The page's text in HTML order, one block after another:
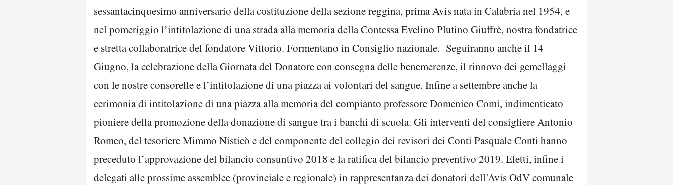
sessantacinquesimo anniversario della costituzione della sezione reggina, prima Avis nata in Calabria nel 1954, e
nel pomeriggio l’intitolazione di una strada alla memoria della Contessa Evelino Plutino Giuffrè, nostra fondatrice
e stretta collaboratrice del fondatore Vittorio. Formentano in Consiglio nazionale. Seguiranno anche il 14
Giugno, la celebrazione della Giornata del Donatore con consegna delle benemerenze, il rinnovo dei gemellaggi
con le nostre consorelle e l’intitolazione di una piazza ai volontari del sangue. Infine a settembre anche la
cerimonia di intitolazione di una piazza alla memoria del compianto professore Domenico Comi, indimenticato
pioniere della promozione della donazione di sangue tra i banchi di scuola. Gli interventi del consigliere Antonio
Romeo, del tesoriere Mimmo Nisticò e del componente del collegio dei revisori dei Conti Pasquale Conti hanno
preceduto l’approvazione del bilancio consuntivo 2018 e la ratifica del bilancio preventivo 2019. Eletti, infine i
delegati alle prossime assemblee (provinciale e regionale) in rappresentanza dei donatori dell’Avis OdV comunale